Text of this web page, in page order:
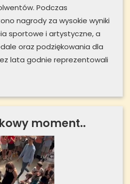
Podczas
nagrody za wysokie wyniki
sportowe i artystyczne, a
oraz podziękowania dla
lata godnie reprezentowali
moment..